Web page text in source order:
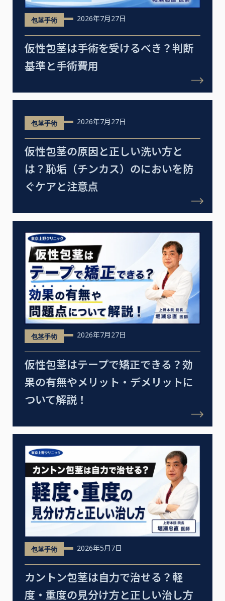
包茎手術 2026年7月27日
仮性包茎は手術を受けるべき？判断
基準と手術費用
包茎手術 2026年7月27日
仮性包茎の原因と正しい洗い方と
は？恥垢（チンカス）のにおいを防
ぐケアと注意点
包茎手術 2026年7月27日
仮性包茎はテープで矯正できる？効
果の有無やメリット・デメリットに
ついて解説！
包茎手術 2026年5月7日
カントン包茎は自力で治せる？軽
度・重度の見分け方と正しい治し方